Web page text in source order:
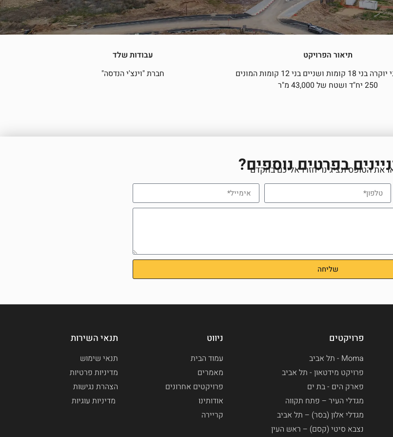
תיאור הפרויקט
שני בנייני יוקרה בני 18 קומות ושניים בני 12 קומות המונים
250 יח"ד ושטח של 43,000 מ"ר
עבודות שלד
חברת "וינצ'י הנדסה"
בפרטים נוספים?
את הטופס ונציגינו יחזרו אליכם בהקדם
שליחה
פרויקטים
Moma - תל אביב
פרויקט מידטאון - תל אביב
פארק הים - בת ים​
מגדלי העיר – פתח תקווה
מגדלי אלון (בסר) – תל אביב
נצבא סיטי (קסם) – ראש העין
ניווט
עמוד הבית
מאמרים
פרויקטים אחרונים
אודותינו
קריירה
תנאי השירות
תנאי שימוש
מדיניות פרטיות
הצהרת נגישות
מדיניות עוגיות